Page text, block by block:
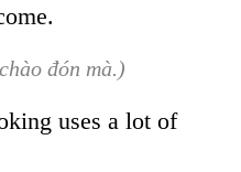
đón mà.)
uses a lot of